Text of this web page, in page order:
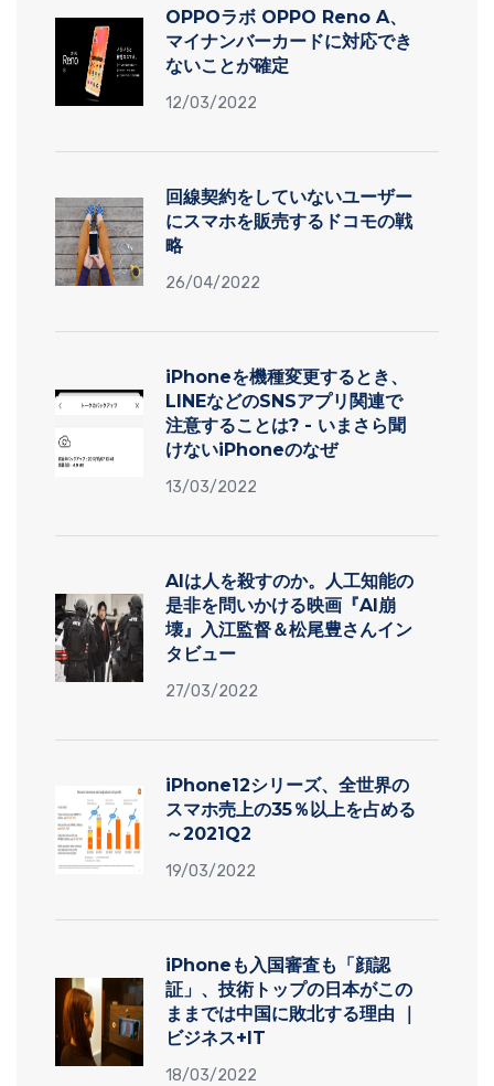
OPPOラボ OPPO Reno A、
マイナンバーカードに対応でき
ないことが確定
12/03/2022
回線契約をしていないユーザー
にスマホを販売するドコモの戦
略
26/04/2022
iPhoneを機種変更するとき、
LINEなどのSNSアプリ関連で
注意することは? - いまさら聞
けないiPhoneのなぜ
13/03/2022
AIは人を殺すのか。人工知能の
是非を問いかける映画『AI崩
壊』入江監督＆松尾豊さんイン
タビュー
27/03/2022
iPhone12シリーズ、全世界の
スマホ売上の35％以上を占める
～2021Q2
19/03/2022
iPhoneも入国審査も「顔認
証」、技術トップの日本がこの
ままでは中国に敗北する理由 ｜
ビジネス+IT
18/03/2022